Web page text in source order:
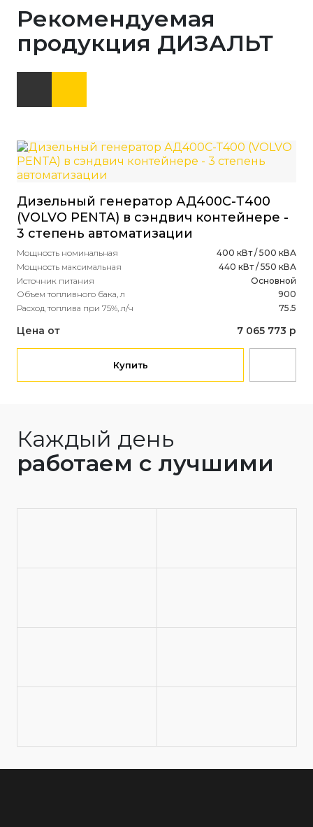
Рекомендуемая
продукция ДИЗАЛЬТ
Дизельный генератор АД400С-Т400
(VOLVO PENTA) в сэндвич контейнере -
3 степень автоматизации
Мощность номинальная
400 кВт / 500 кВА
Мощность максимальная
440 кВт / 550 кВА
Источник питания
Основной
Объем топливного бака, л
900
Расход топлива при 75%, л/ч
75.5
Цена от 7 065 773 р
Купить
Каждый день
работаем с лучшими